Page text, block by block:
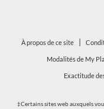
À propos de ce site
Modalités de My
Exactitude
‡Certains sites web auxquels